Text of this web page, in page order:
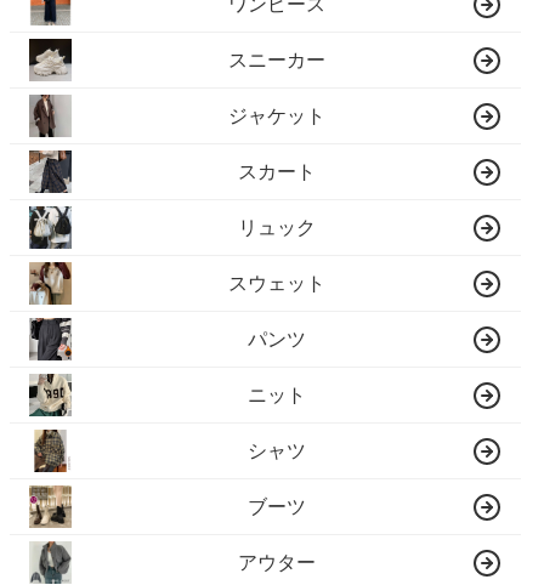
スニーカー
ジャケット
スカート
リュック
スウェット
パンツ
ニット
シャツ
ブーツ
アウター